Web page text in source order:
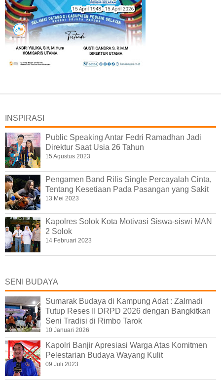
INSPIRASI
Public Speaking Antar Fedri Ramadhan Jadi
Direktur Saat Usia 26 Tahun
15 Agustus 2023
Pengamen Band Rilis Single Percayalah Cinta,
Tentang Kesetiaan Pada Pasangan yang Sakit
13 Mei 2023
Kapolres Solok Kota Motivasi Siswa-siswi MAN
2 Solok
14 Februari 2023
SENI BUDAYA
Sumarak Budaya di Kampung Adat : Zalmadi
Tutup Reses II DRPD 2026 dengan Bangkitkan
Seni Tradisi di Rimbo Tarok
10 Januari 2026
Kapolri Banjir Apresiasi Warga Atas Komitmen
Pelestarian Budaya Wayang Kulit
09 Juli 2023